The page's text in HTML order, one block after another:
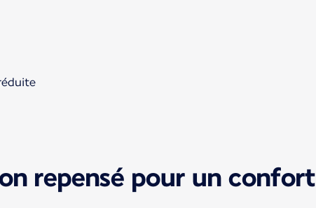
repensé pour un confort